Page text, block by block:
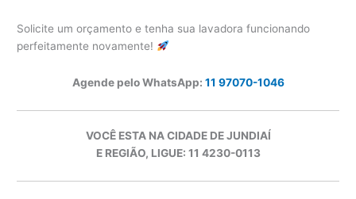
Solicite um orçamento e tenha sua lavadora funcionando
perfeitamente novamente!
Agende pelo WhatsApp: 11 97070-1046
VOCÊ ESTA NA CIDADE DE JUNDIAÍ
E REGIÃO, LIGUE: 11 4230-0113